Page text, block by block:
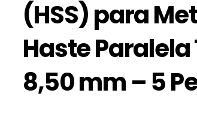
(HSS) para
Haste Paralela
8,50 mm – 5